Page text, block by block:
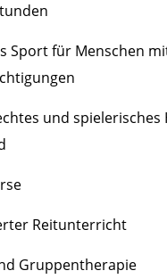
Sport für Menschen
und
Reitunterricht
Gruppentherapie